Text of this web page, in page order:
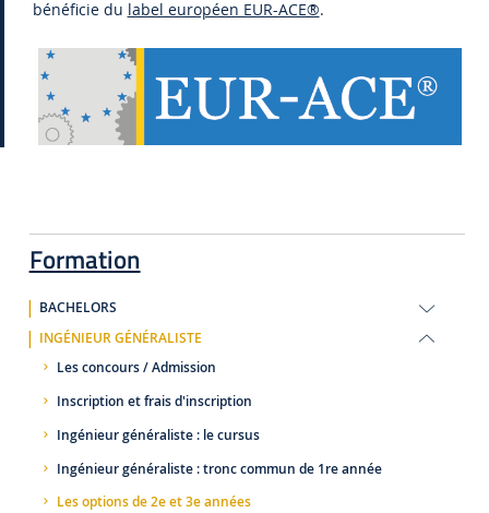
Formation
BACHELORS
INGÉNIEUR GÉNÉRALISTE
Les concours / Admission
Inscription et frais d'inscription
Ingénieur généraliste : le cursus
Ingénieur généraliste : tronc commun de 1re année
Les options de 2e et 3e années
bénéficie du label européen EUR-ACE®.